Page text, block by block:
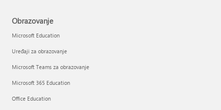
Obrazovanje
Microsoft Education
Uređaji za obrazovanje
Microsoft Teams za obrazovanje
Microsoft 365 Education
Office Education